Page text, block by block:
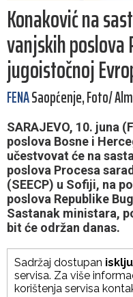
Konaković na
vanjskih poslova
jugoistočnoj
FENASaopćenje, Foto/
SARAJEVO, 10. juna
poslova Bosne i
učestvovat će na
poslova Procesa
(SEECP) u Sofiji, na
poslova Republike
Sastanak ministara,
bit će održan danas.
Sadržaj dostupan
servisa. Za više
korištenja servisa